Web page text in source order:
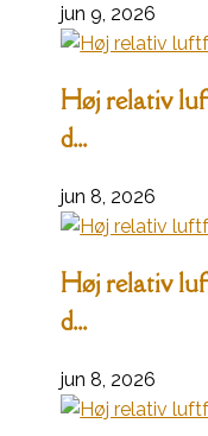
jun 9, 2026
Høj relativ
d...
jun 8, 2026
Høj relativ
d...
jun 8, 2026